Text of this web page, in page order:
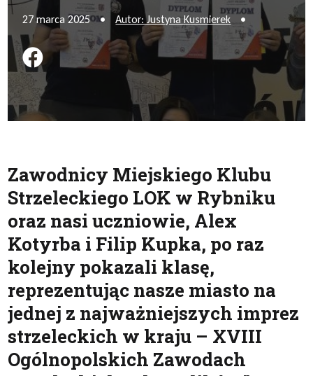
27 marca 2025 • Autor: Justyna Kusmierek •
Podziel się na FB
Zawodnicy Miejskiego Klubu
Strzeleckiego LOK w Rybniku
oraz nasi uczniowie, Alex
Kotyrba i Filip Kupka, po raz
kolejny pokazali klasę,
reprezentując nasze miasto na
jednej z najważniejszych imprez
strzeleckich w kraju – XVIII
Ogólnopolskich Zawodach